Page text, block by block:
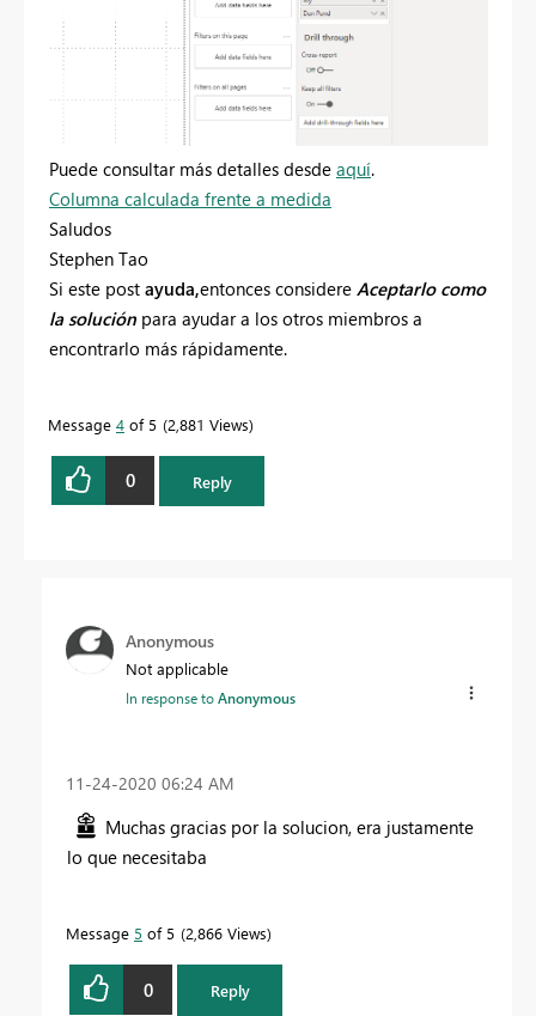
Puede consultar más detalles desde aquí.
Columna calculada frente a medida
Saludos
Stephen Tao
Si este post ayuda,entonces considere Aceptarlo como
la solución para ayudar a los otros miembros a
encontrarlo más rápidamente.
Message 4 of 5 2,881 Views
0 Reply
Anonymous
Not applicable
In response toAnonymous
‎11-24-2020 06:24 AM
Muchas gracias por la solucion, era justamente
lo que necesitaba
Message 5 of 5 2,866 Views
0 Reply